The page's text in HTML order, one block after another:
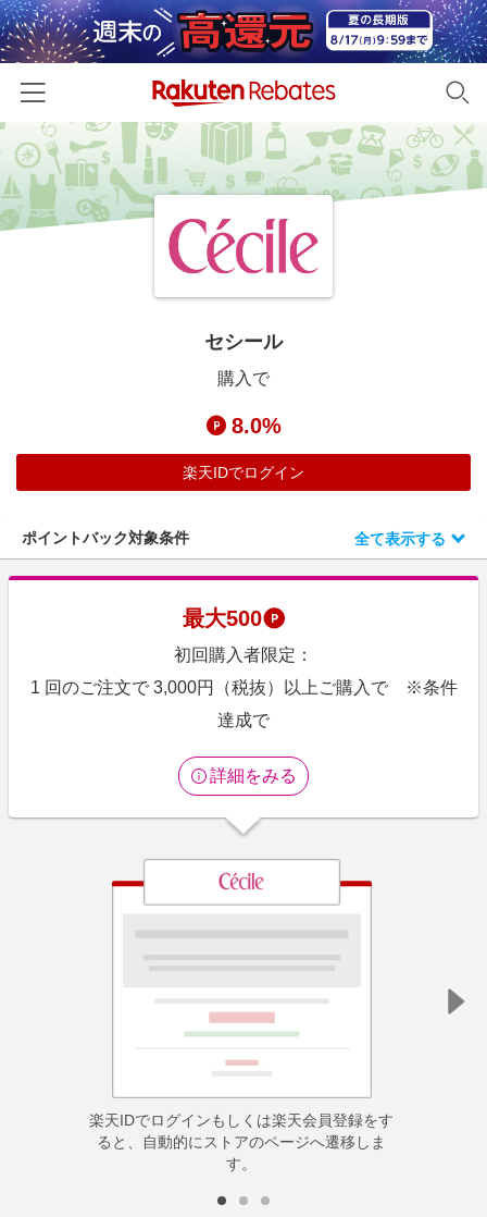
ホーム
カテゴリー一覧
百貨店・総合ECモール
家電・PC・スマホ・カメラ
スポーツ・アウトドア・ゴルフ
インテリア・寝具
旅行・レジャー・ホテル予約
生活・お役立ち
ビジネス・その他サービス
リーベイツ注目ストア
旅行特集
わくわく夏特集
とことん買い物チャレンジ
Apple公式サイト×楽天カード分割払い
Qoo10メガポ
Samsung ボーナスキャンペーン
週末の高還元 夏の長期版
セシール
購入で
8.0%
楽天IDでログイン
ポイントバック対象条件 全て表示する
最大500
初回購入者限定：
1 回のご注文で 3,000円（税抜）以上ご購入で ※条件
達成で
詳細をみる
楽天IDでログインもしくは楽天会員登録をす
ると、自動的にストアのページへ遷移しま
す。